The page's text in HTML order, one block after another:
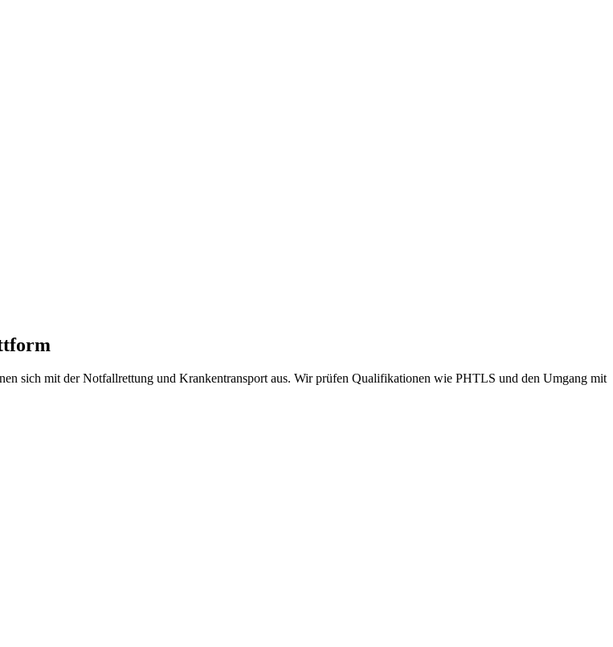
sich mit der Notfallrettung und Krankentransport aus. Wir prüfen Qualifikationen wie PHTLS und den Umgang mit